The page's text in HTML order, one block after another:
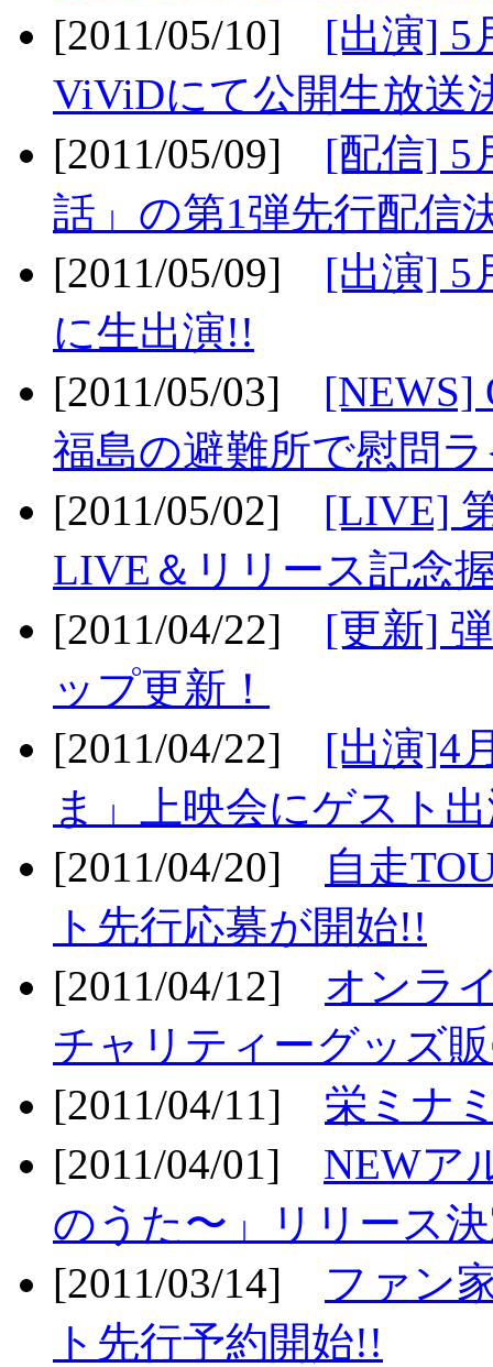
[2011/05/10] [出演] 5
ViViDにて公開生放送
[2011/05/09] [配信] 5
話」の第1弾先行配信
[2011/05/09] [出演] 5
に生出演!!
[2011/05/03] [NEWS]
福島の避難所で慰問
[2011/05/02] [LIVE]
LIVE＆リリース記念
[2011/04/22] [更新]
ップ更新！
[2011/04/22] [出演]4
ま」上映会にゲスト
[2011/04/20]
自走
ト先行応募が開始!!
[2011/04/12] オンラ
チャリティーグッズ
[2011/04/11] 栄ミナ
[2011/04/01] NEWア
のうた〜」リリース
[2011/03/14] ファン
ト先行予約開始!!